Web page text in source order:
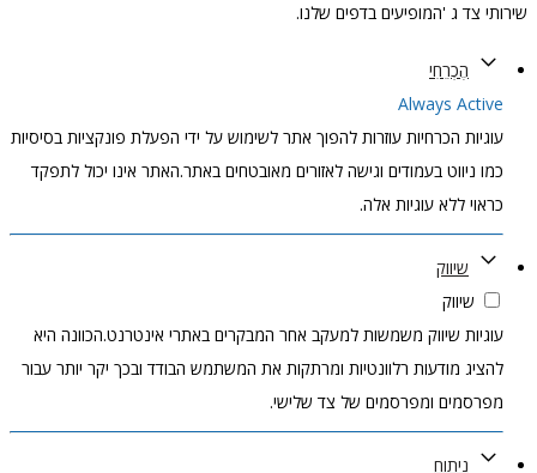
שירותי צד ג 'המופיעים בדפים שלנו.
הֶכְרֵחִי
Always Active
עוגיות הכרחיות עוזרות להפוך אתר לשימוש על ידי הפעלת פונקציות בסיסיות
כמו ניווט בעמודים וגישה לאזורים מאובטחים באתר.האתר אינו יכול לתפקד
כראוי ללא עוגיות אלה.
שיווק
שיווק
עוגיות שיווק משמשות למעקב אחר המבקרים באתרי אינטרנט.הכוונה היא
להציג מודעות רלוונטיות ומרתקות את המשתמש הבודד ובכך יקר יותר עבור
מפרסמים ומפרסמים של צד שלישי.
ניתוח